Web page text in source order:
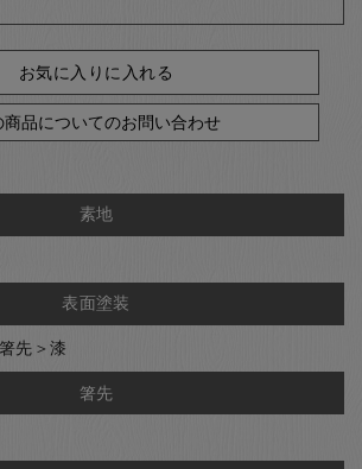
お気に入りに入れる
商品についてのお問い合わせ
素地
表面塗装
先＞漆
箸先